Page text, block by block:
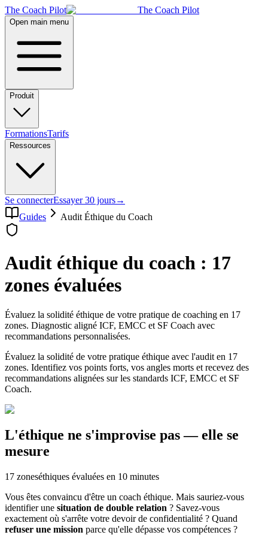
The Coach Pilot The Coach Pilot
Open main menu
Produit
FormationsTarifs
Ressources
Se connecterEssayer 30 jours→
Guides
Audit Éthique du Coach
Audit éthique du coach : 17
zones évaluées
Évaluez la solidité éthique de votre pratique de coaching en 17
zones. Diagnostic aligné ICF, EMCC et SF Coach avec
recommandations personnalisées.
Évaluez la solidité de votre pratique éthique avec l'audit en 17
zones. Identifiez vos points forts, vos angles morts et recevez des
recommandations alignées sur les standards ICF, EMCC et SF
Coach.
L'éthique ne s'improvise pas — elle se
mesure
17 zoneséthiques évaluées en 10 minutes
Vous êtes convaincu d'être un coach éthique. Mais sauriez-vous
identifier une situation de double relation ? Savez-vous
exactement où s'arrête votre devoir de confidentialité ? Quand
refuser une mission parce qu'elle dépasse vos compétences ?